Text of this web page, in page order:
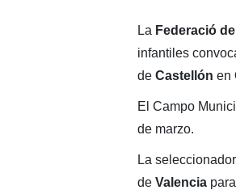
La Federació
infantiles
de Castellón en
El Campo
de marzo.
La
de Valenciapara